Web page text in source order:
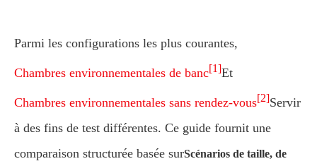
Parmi les configurations les plus courantes,
Chambres environnementales de banc[1]Et
Chambres environnementales sans rendez-vous[2]Servir
à des fins de test différentes. Ce guide fournit une
comparaison structurée basée surScénarios de taille, de